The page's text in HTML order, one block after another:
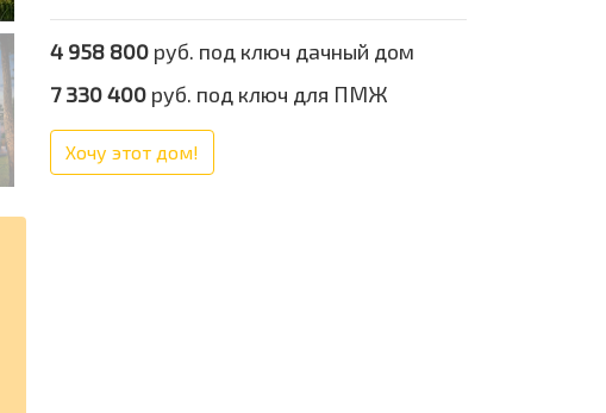
4 958 800 руб. под ключ дачный дом
7 330 400 руб. под ключ для ПМЖ
Хочу этот дом!